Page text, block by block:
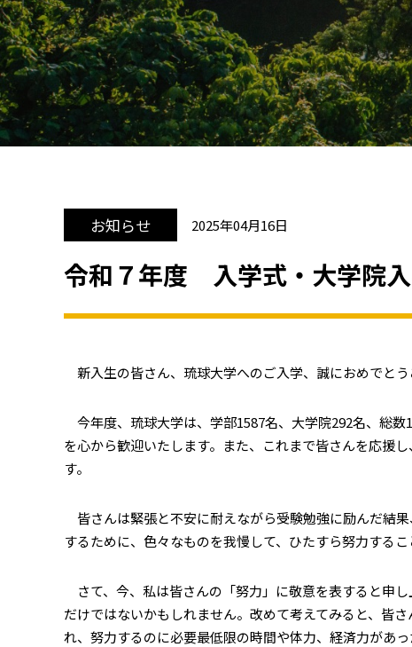
お知らせ 2025年04月16日
令和７年度 入学式・大学院
新入生の皆さん、琉球大学へのご入学、誠におめでとう
今年度、琉球大学は、学部1587名、大学院292名、総
を心から歓迎いたします。また、これまで皆さんを応援
す。
皆さんは緊張と不安に耐えながら受験勉強に励んだ結
するために、色々なものを我慢して、ひたすら努力する
さて、今、私は皆さんの「努力」に敬意を表すると申
だけではないかもしれません。改めて考えてみると、皆
れ、努力するのに必要最低限の時間や体力、経済力があ